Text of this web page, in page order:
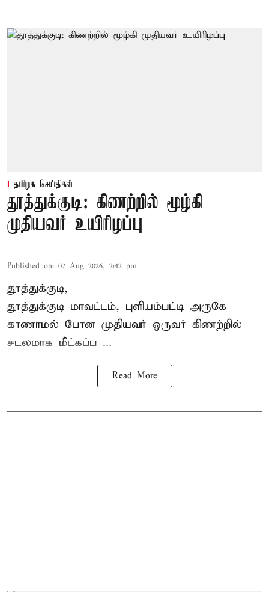
தமிழக செய்திகள்
தூத்துக்குடி: கிணற்றில் மூழ்கி
முதியவர் உயிரிழப்பு
Published on: 07 Aug 2026, 2:42 pm
தூத்துக்குடி,
தூத்துக்குடி மாவட்டம், புளியம்பட்டி அருகே
காணாமல் போன முதியவர் ஒருவர் கிணற்றில்
சடலமாக மீட்கப்ப ...
Read More